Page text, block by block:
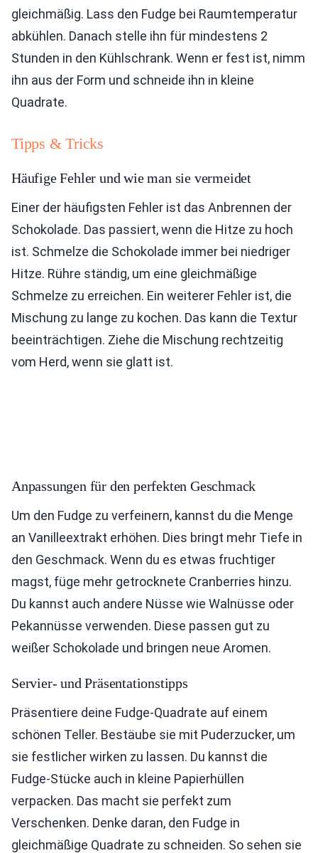
gleichmäßig. Lass den Fudge bei Raumtemperatur
abkühlen. Danach stelle ihn für mindestens 2
Stunden in den Kühlschrank. Wenn er fest ist, nimm
ihn aus der Form und schneide ihn in kleine
Quadrate.
Tipps & Tricks
Häufige Fehler und wie man sie vermeidet
Einer der häufigsten Fehler ist das Anbrennen der
Schokolade. Das passiert, wenn die Hitze zu hoch
ist. Schmelze die Schokolade immer bei niedriger
Hitze. Rühre ständig, um eine gleichmäßige
Schmelze zu erreichen. Ein weiterer Fehler ist, die
Mischung zu lange zu kochen. Das kann die Textur
beeinträchtigen. Ziehe die Mischung rechtzeitig
vom Herd, wenn sie glatt ist.
Anpassungen für den perfekten Geschmack
Um den Fudge zu verfeinern, kannst du die Menge
an Vanilleextrakt erhöhen. Dies bringt mehr Tiefe in
den Geschmack. Wenn du es etwas fruchtiger
magst, füge mehr getrocknete Cranberries hinzu.
Du kannst auch andere Nüsse wie Walnüsse oder
Pekannüsse verwenden. Diese passen gut zu
weißer Schokolade und bringen neue Aromen.
Servier- und Präsentationstipps
Präsentiere deine Fudge-Quadrate auf einem
schönen Teller. Bestäube sie mit Puderzucker, um
sie festlicher wirken zu lassen. Du kannst die
Fudge-Stücke auch in kleine Papierhüllen
verpacken. Das macht sie perfekt zum
Verschenken. Denke daran, den Fudge in
gleichmäßige Quadrate zu schneiden. So sehen sie